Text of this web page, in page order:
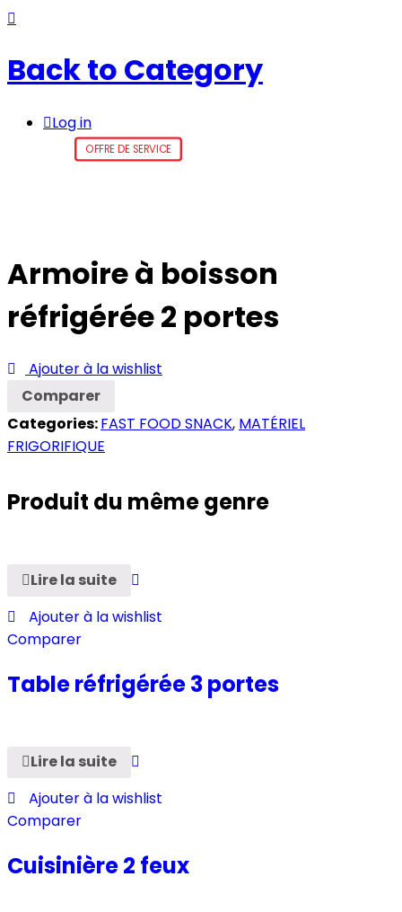
Back to Category
Log in
OFFRE DE SERVICE
Armoire à boisson
réfrigérée 2 portes
Ajouter à la wishlist
Comparer
Categories:FAST FOOD SNACK, MATÉRIEL
FRIGORIFIQUE
Produit du même genre
Lire la suite
Ajouter à la wishlist
Comparer
Table réfrigérée 3 portes
Lire la suite
Ajouter à la wishlist
Comparer
Cuisinière 2 feux